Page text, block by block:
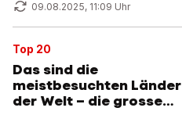
09.08.2025, 11:09 Uhr
Top 20
Das sind die
meistbesuchten Länder
der Welt – die grosse